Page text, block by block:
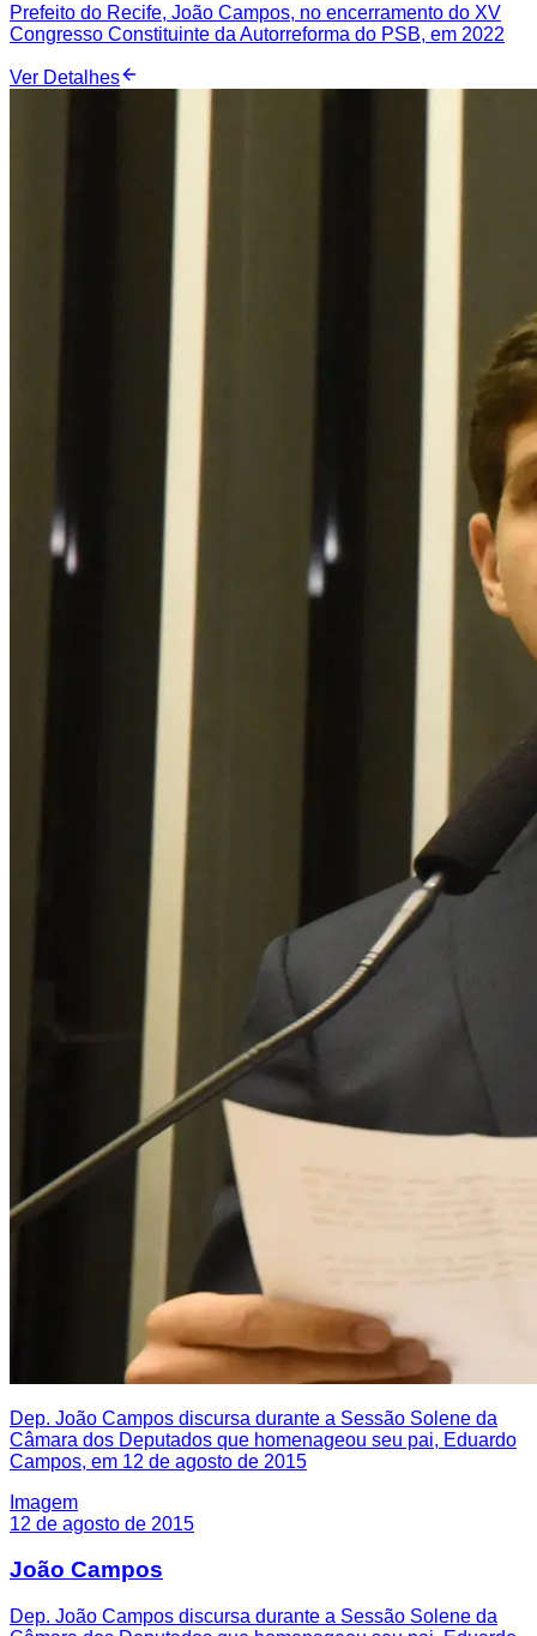
Prefeito do Recife, João Campos, no encerramento do XV
Congresso Constituinte da Autorreforma do PSB, em 2022
Ver Detalhes
Dep. João Campos discursa durante a Sessão Solene da
Câmara dos Deputados que homenageou seu pai, Eduardo
Campos, em 12 de agosto de 2015
Imagem
12 de agosto de 2015
João Campos
Dep. João Campos discursa durante a Sessão Solene da